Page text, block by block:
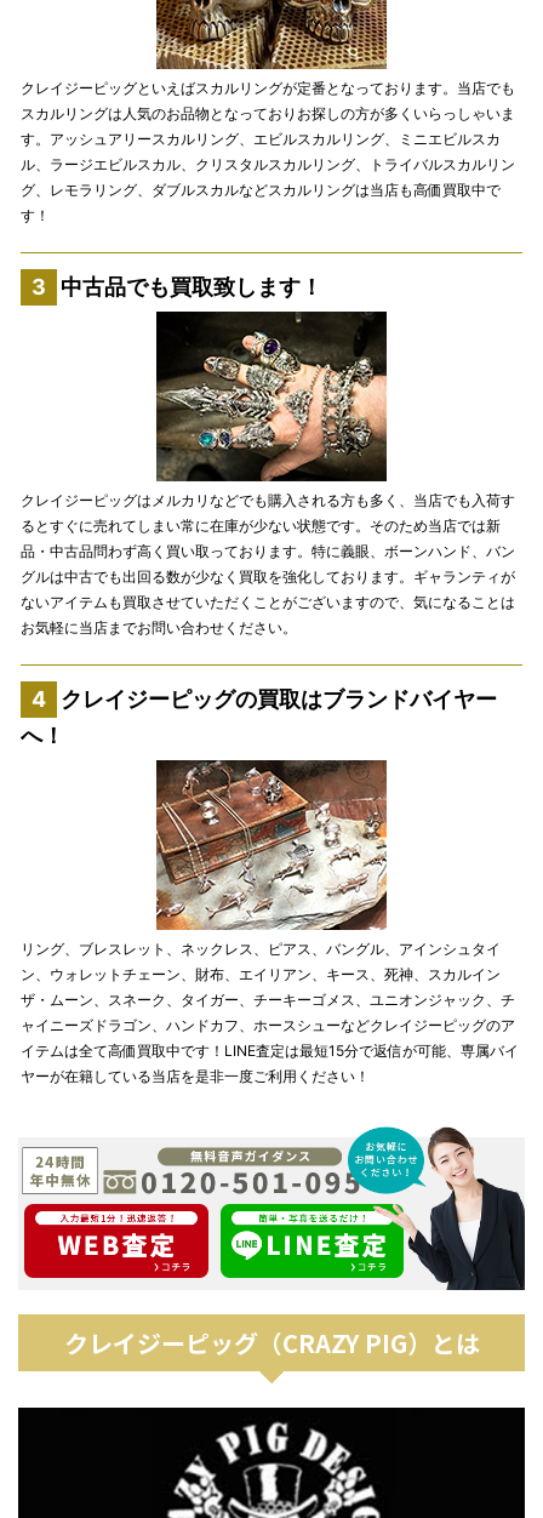
クレイジーピッグといえばスカルリングが定番となっております。当店でも
スカルリングは人気のお品物となっておりお探しの方が多くいらっしゃいま
す。アッシュアリースカルリング、エビルスカルリング、ミニエビルスカ
ル、ラージエビルスカル、クリスタルスカルリング、トライバルスカルリン
グ、レモラリング、ダブルスカルなどスカルリングは当店も高価買取中で
す！
中古品でも買取致します！
クレイジーピッグはメルカリなどでも購入される方も多く、当店でも入荷す
るとすぐに売れてしまい常に在庫が少ない状態です。そのため当店では新
品・中古品問わず高く買い取っております。特に義眼、ボーンハンド、バン
グルは中古でも出回る数が少なく買取を強化しております。ギャランティが
ないアイテムも買取させていただくことがございますので、気になることは
お気軽に当店までお問い合わせください。
クレイジーピッグの買取はブランドバイヤー
へ！
リング、ブレスレット、ネックレス、ピアス、バングル、アインシュタイ
ン、ウォレットチェーン、財布、エイリアン、キース、死神、スカルイン
ザ・ムーン、スネーク、タイガー、チーキーゴメス、ユニオンジャック、チ
ャイニーズドラゴン、ハンドカフ、ホースシューなどクレイジーピッグのア
イテムは全て高価買取中です！LINE査定は最短15分で返信が可能、専属バイ
ヤーが在籍している当店を是非一度ご利用ください！
クレイジーピッグ（CRAZY PIG）とは